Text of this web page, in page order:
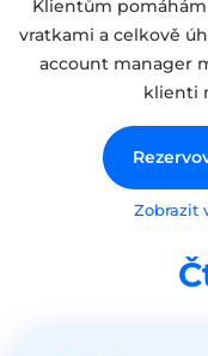
Klientům
vratkami a celkově
account manager
klienti
Zobrazit